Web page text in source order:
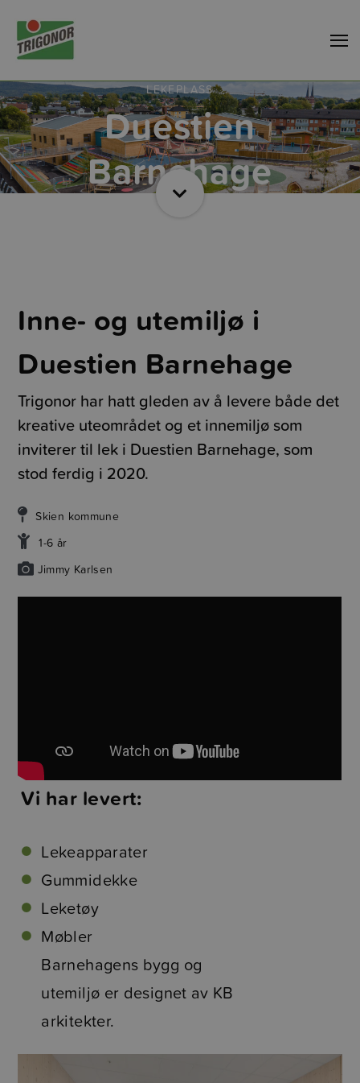
LEKEPLASS
Duestien
Barnehage
Inne- og utemiljø i
Duestien Barnehage
Trigonor har hatt gleden av å levere både det
kreative uteområdet og et innemiljø som
inviterer til lek i Duestien Barnehage, som
stod ferdig i 2020.
Skien kommune
1-6 år
Jimmy Karlsen
Vi har levert:
Lekeapparater
Gummidekke
Leketøy
Møbler
Barnehagens bygg og
utemiljø er designet av KB
arkitekter.